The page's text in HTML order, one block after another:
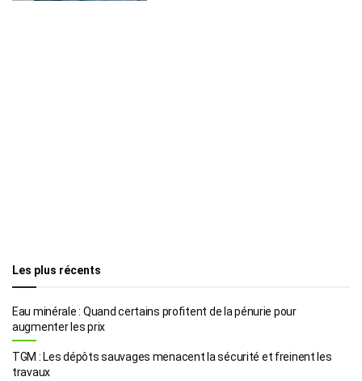
Les plus récents
Eau minérale : Quand certains profitent de la pénurie pour
augmenter les prix
TGM : Les dépôts sauvages menacent la sécurité et freinent les
travaux